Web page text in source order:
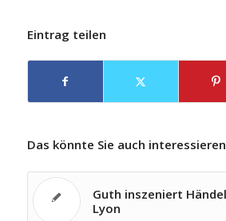
Eintrag teilen
Das könnte Sie auch interessieren
Guth inszeniert
Lyon